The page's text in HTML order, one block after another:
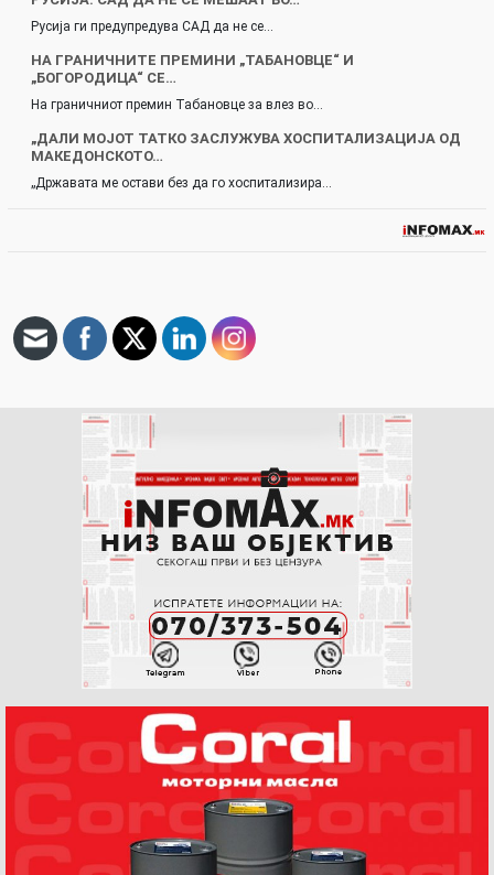
Русија ги предупредува САД да не се…
НА ГРАНИЧНИТЕ ПРЕМИНИ „ТАБАНОВЦЕ“ И
„БОГОРОДИЦА“ СЕ…
На граничниот премин Табановце за влез во…
„ДАЛИ МОЈОТ ТАТКО ЗАСЛУЖУВА ХОСПИТАЛИЗАЦИЈА ОД
МАКЕДОНСКОТО…
„Државата ме остави без да го хоспитализира…